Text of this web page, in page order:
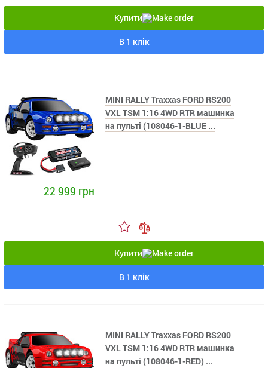
Купити
В 1 клік
MINI RALLY Traxxas FORD RS200
VXL TSM 1:16 4WD RTR машинка
на пульті (108046-1-BLUE ...
22 999 грн
Купити
В 1 клік
MINI RALLY Traxxas FORD RS200
VXL TSM 1:16 4WD RTR машинка
на пульті (108046-1-RED) ...